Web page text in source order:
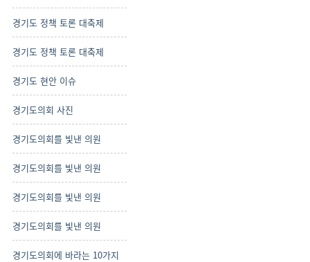
경기도 정책 토론 대축제
경기도 정책 토론 대축제
경기도 현안 이슈
경기도의회 사진
경기도의회를 빛낸 의원
경기도의회를 빛낸 의원
경기도의회를 빛낸 의원
경기도의회를 빛낸 의원
경기도의회에 바라는 10가지